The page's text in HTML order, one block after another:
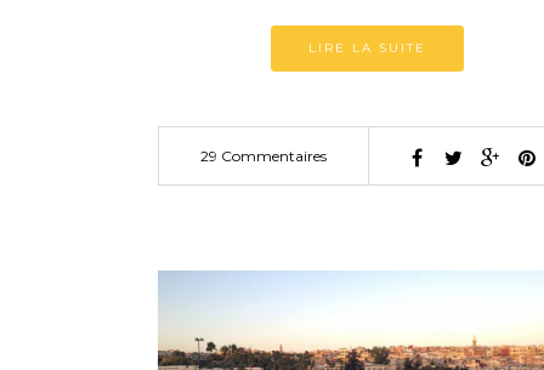
LIRE LA SUITE
29 Commentaires